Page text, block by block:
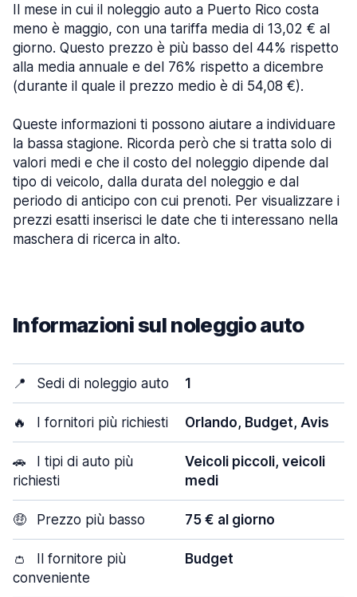
Il mese in cui il noleggio auto a Puerto Rico costa
meno è maggio, con una tariffa media di 13,02 € al
giorno. Questo prezzo è più basso del 44% rispetto
alla media annuale e del 76% rispetto a dicembre
(durante il quale il prezzo medio è di 54,08 €).
Queste informazioni ti possono aiutare a individuare
la bassa stagione. Ricorda però che si tratta solo di
valori medi e che il costo del noleggio dipende dal
tipo di veicolo, dalla durata del noleggio e dal
periodo di anticipo con cui prenoti. Per visualizzare i
prezzi esatti inserisci le date che ti interessano nella
maschera di ricerca in alto.
Informazioni sul noleggio auto
📍 Sedi di noleggio auto 1
🔥 I fornitori più richiesti Orlando, Budget, Avis
🚗
I tipi di auto più
richiesti
Veicoli piccoli, veicoli
medi
🤑 Prezzo più basso 75 € al giorno
👛
Il fornitore più
conveniente
Budget